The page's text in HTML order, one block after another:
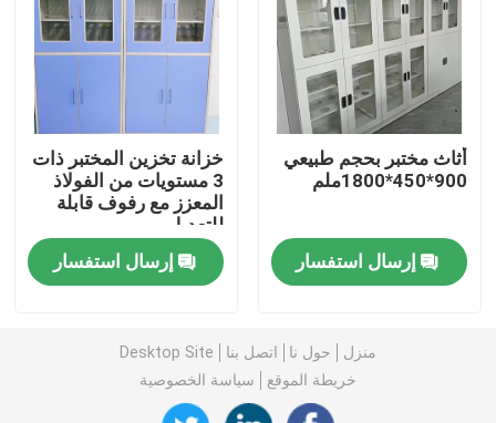
منزل
عرض الواقع الافتراضي
أثاث مختبر بحجم طبيعي
900*450*1800ملم
إرسال استفسار
خزانة تخزين المختبر ذات
3 مستويات من الفولاذ
المعزز مع رفوف قابلة
للتعديل
إرسال استفسار
منزل حول نا اتصل بنا
Desktop Site
خريطة الموقع
سياسة الخصوصية